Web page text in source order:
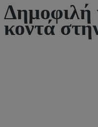
Δημοφιλή
κοντά